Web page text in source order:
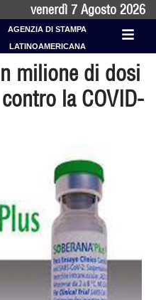
venerdì 7 Agosto 2026
AGENZIA DI STAMPA
LATINOAMERICANA
milione di dosi
la COVID-